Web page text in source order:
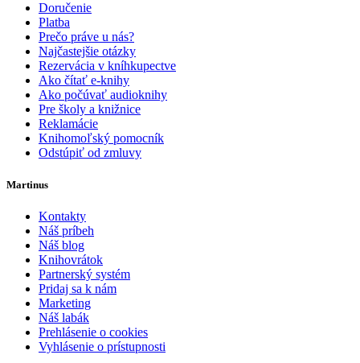
Doručenie
Platba
Prečo práve u nás?
Najčastejšie otázky
Rezervácia v kníhkupectve
Ako čítať e-knihy
Ako počúvať audioknihy
Pre školy a knižnice
Reklamácie
Knihomoľský pomocník
Odstúpiť od zmluvy
Martinus
Kontakty
Náš príbeh
Náš blog
Knihovrátok
Partnerský systém
Pridaj sa k nám
Marketing
Náš labák
Prehlásenie o cookies
Vyhlásenie o prístupnosti